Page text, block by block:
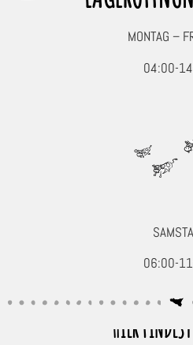
MONTAG –
04:00-
06:00-
HIER